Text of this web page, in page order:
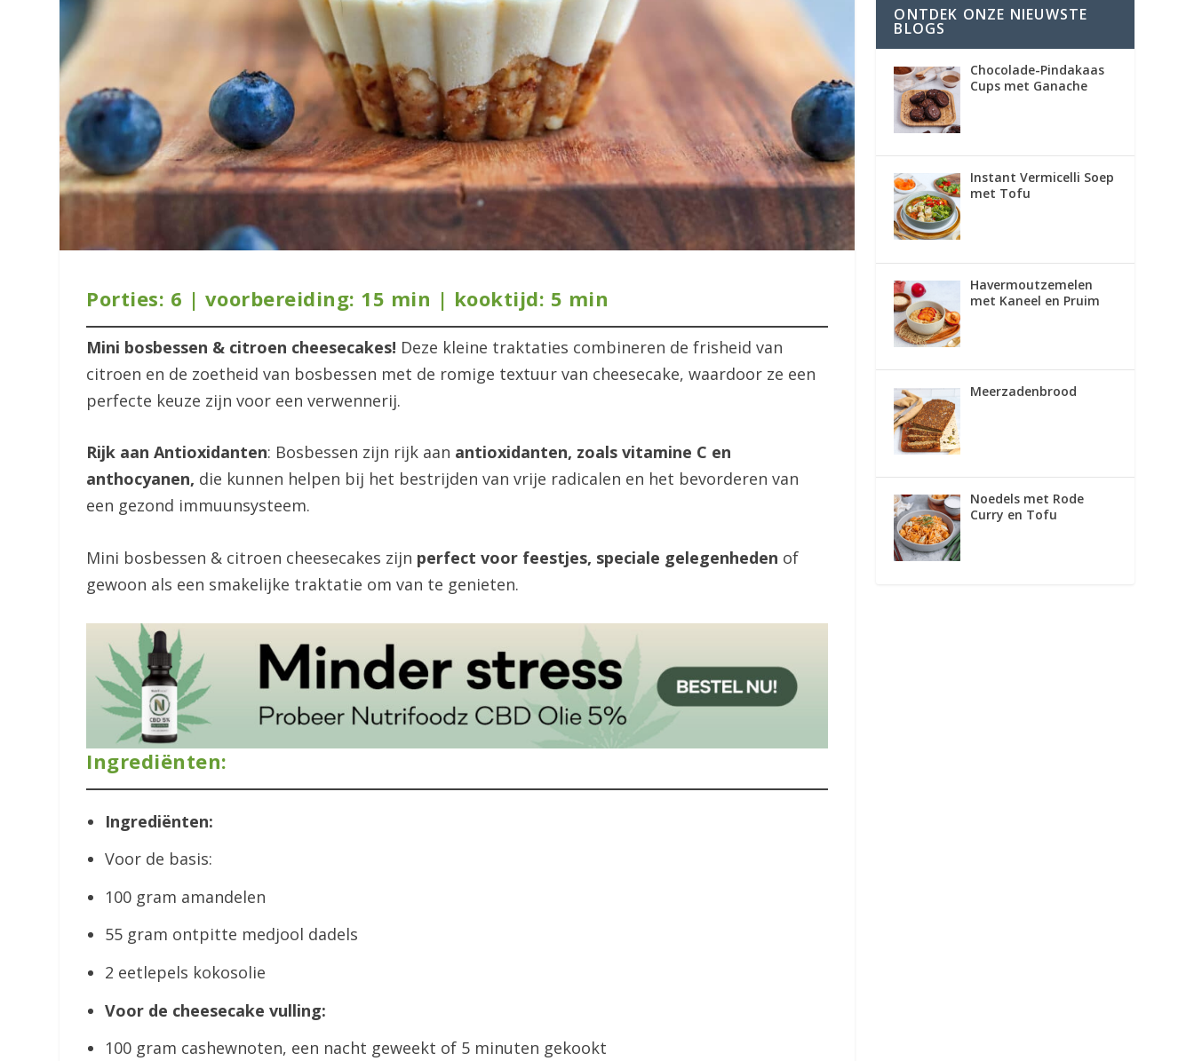
Porties: 6 | voorbereiding: 15 min | kooktijd: 5 min
Mini bosbessen & citroen cheesecakes! Deze kleine traktaties combineren de frisheid van
citroen en de zoetheid van bosbessen met de romige textuur van cheesecake, waardoor ze een
perfecte keuze zijn voor een verwennerij.
Rijk aan Antioxidanten: Bosbessen zijn rijk aan antioxidanten, zoals vitamine C en
anthocyanen, die kunnen helpen bij het bestrijden van vrije radicalen en het bevorderen van
een gezond immuunsysteem.
Mini bosbessen & citroen cheesecakes zijn perfect voor feestjes, speciale gelegenheden of
gewoon als een smakelijke traktatie om van te genieten.
Ingrediënten:
Ingrediënten:
Voor de basis:
100 gram amandelen
55 gram ontpitte medjool dadels
2 eetlepels kokosolie
Voor de cheesecake vulling:
100 gram cashewnoten, een nacht geweekt of 5 minuten gekookt
ONTDEK ONZE NIEUWSTE
BLOGS
Chocolade-Pindakaas
Cups met Ganache
Instant Vermicelli Soep
met Tofu
Havermoutzemelen
met Kaneel en Pruim
Meerzadenbrood
Noedels met Rode
Curry en Tofu